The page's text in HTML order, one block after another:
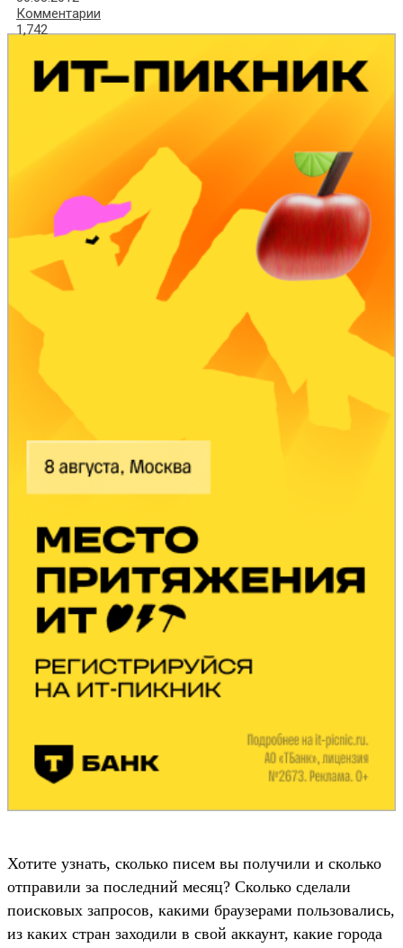
Комментарии
1,742
Хотите узнать, сколько писем вы получили и сколько
отправили за последний месяц? Сколько сделали
поисковых запросов, какими браузерами пользовались,
из каких стран заходили в свой аккаунт, какие города